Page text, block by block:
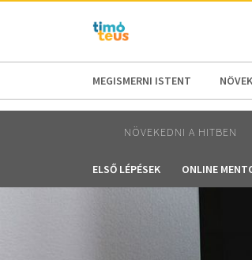
AFRICA
MEGISMERNI ISTENT
NÖVEKEDNI A HITBEN
ELSŐ LÉPÉSEK ONLINE